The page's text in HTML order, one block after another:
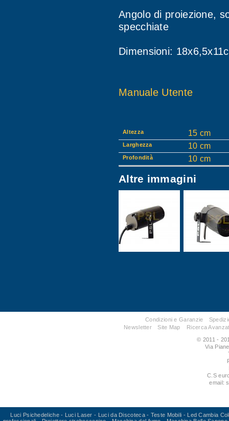
Angolo di proiezione,
specchiate
Dimensioni:
Manuale Utente
Altezza 15 cm
Larghezza 10 cm
Profondità 10 cm
Altre immagini
Condizioni e Garanzie
Newsletter
Site Map
Ricerca
© 2011 -
Via
C.S
email:
Luci Psichedeliche- Luci Laser - Luci da Discoteca- Teste Mobili - Led Cambia